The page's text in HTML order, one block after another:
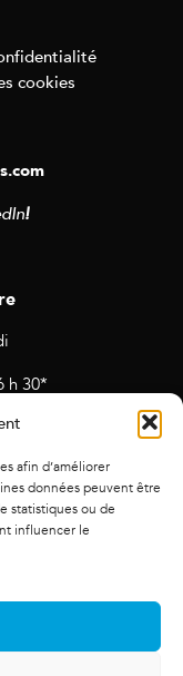
afin d’améliorer
données peuvent être
statistiques ou de
influencer le
cookies
!
h 30*
de rendez-vous et